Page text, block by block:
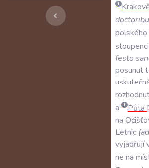
Krakově
polského
stoupenci
festo
posunut
a
Půta
na
Letnic (ad
vyjadřují
ne na